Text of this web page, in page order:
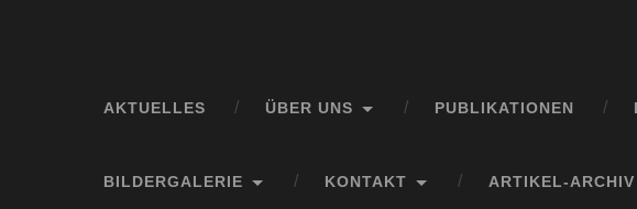
AKTUELLES ÜBER UNS PUBLIKATIONEN
BILDERGALERIE KONTAKT ARTIKEL-ARCHIV